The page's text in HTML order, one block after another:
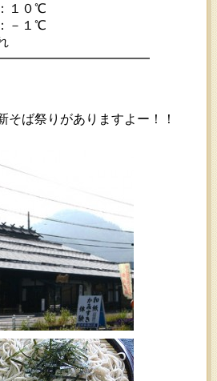
１０℃
－１℃
そば祭りがありますよー！！